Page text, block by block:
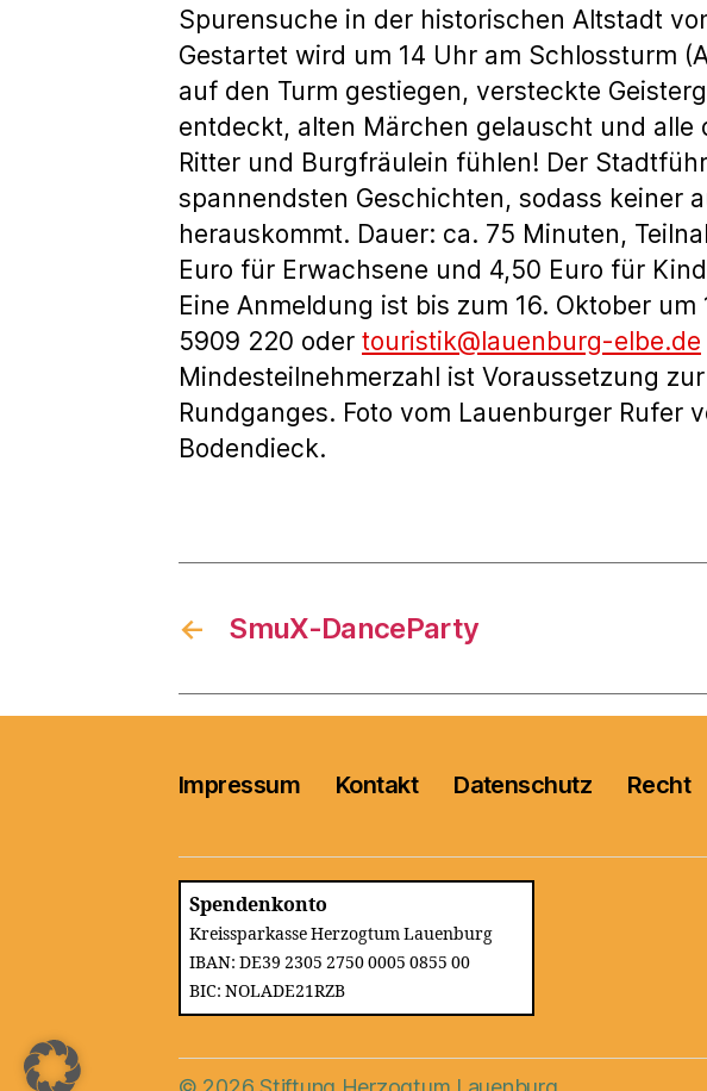
Spurensuche in der historischen Altstadt
Gestartet wird um 14 Uhr am Schlossturm
auf den Turm gestiegen, versteckte
entdeckt, alten Märchen gelauscht und alle
Ritter und Burgfräulein fühlen! Der
spannendsten Geschichten, sodass keiner
herauskommt. Dauer: ca. 75 Minuten,
Euro für Erwachsene und 4,50 Euro für
Eine Anmeldung ist bis zum 16. Oktober
5909 220 oder touristik@lauenburg-elbe.de
Mindesteilnehmerzahl ist Voraussetzung
Rundganges. Foto vom Lauenburger Rufer
Bodendieck.
← SmuX-DanceParty
Impressum Kontakt Datenschutz Recht
Spendenkonto
Kreissparkasse Herzogtum Lauenburg
IBAN: DE39 2305 2750 0005 0855 00
BIC: NOLADE21RZB